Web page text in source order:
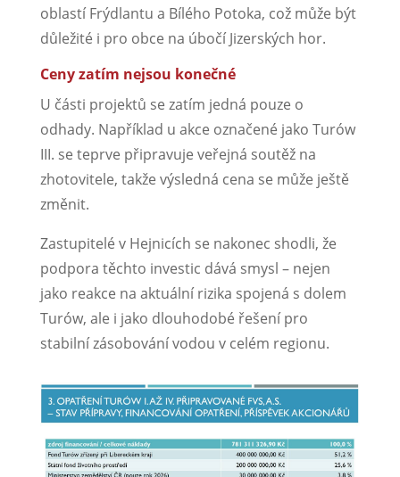
oblastí Frýdlantu a Bílého Potoka, což může být
důležité i pro obce na úbočí Jizerských hor.
Ceny zatím nejsou konečné
U části projektů se zatím jedná pouze o
odhady. Například u akce označené jako Turów
III. se teprve připravuje veřejná soutěž na
zhotovitele, takže výsledná cena se může ještě
změnit.
Zastupitelé v Hejnicích se nakonec shodli, že
podpora těchto investic dává smysl – nejen
jako reakce na aktuální rizika spojená s dolem
Turów, ale i jako dlouhodobé řešení pro
stabilní zásobování vodou v celém regionu.